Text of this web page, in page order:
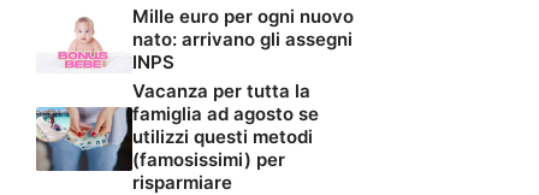
Mille euro per ogni nuovo
nato: arrivano gli assegni
INPS
Vacanza per tutta la
famiglia ad agosto se
utilizzi questi metodi
(famosissimi) per
risparmiare